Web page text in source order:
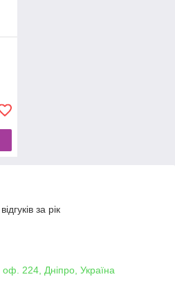
за рік
оф. 224, Дніпро, Україна